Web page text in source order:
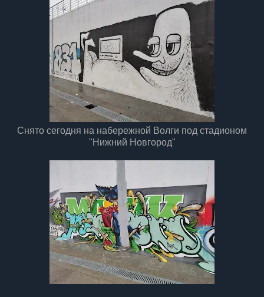
Снято сегодня на набережной Волги под стадионом
"Нижний Новгород"